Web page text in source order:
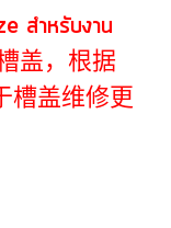
สำหรับงาน
盖，根据
槽盖维修更